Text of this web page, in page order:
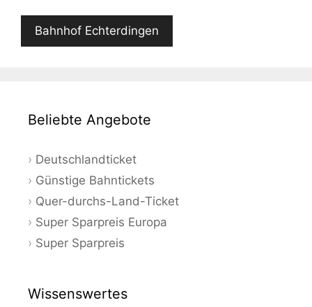
Bahnhof Echterdingen
Beliebte Angebote
Deutschlandticket
Günstige Bahntickets
Quer-durchs-Land-Ticket
Super Sparpreis Europa
Super Sparpreis
Wissenswertes